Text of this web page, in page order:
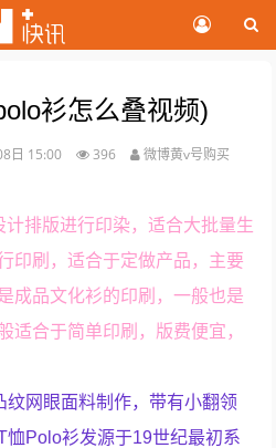
衫怎么叠视频)
日 15:00 396 微博黄v号购买
排版进行印染，适合大批量生
印刷，适合于定做产品，主要
成品文化衫的印刷，一般也是
适合于简单印刷，版费便宜，
纹网眼面料制作，带有小翻领
恤Polo衫发源于19世纪最初系